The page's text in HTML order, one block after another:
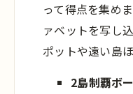
って得点を集め
ァベットを写し
ポットや遠い島
2島制覇ボ